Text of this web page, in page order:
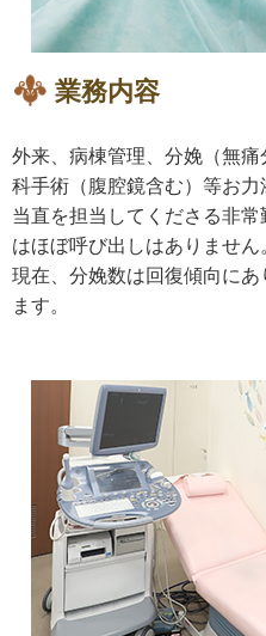
業務内容
外来、病棟管理、分娩（無
科手術（腹腔鏡含む）等お力
当直を担当してくださる非
はほぼ呼び出しはありません
現在、分娩数は回復傾向にあ
ます。